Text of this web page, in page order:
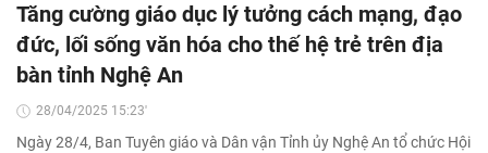
Tăng cường giáo dục lý tưởng cách mạng, đạo
đức, lối sống văn hóa cho thế hệ trẻ trên địa
bàn tỉnh Nghệ An
28/04/2025 15:23'
Ngày 28/4, Ban Tuyên giáo và Dân vận Tỉnh ủy Nghệ An tổ chức Hội